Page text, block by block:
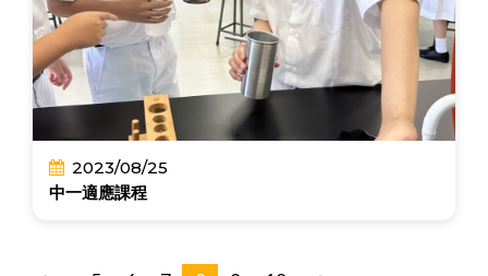
2023/08/25
中一適應課程